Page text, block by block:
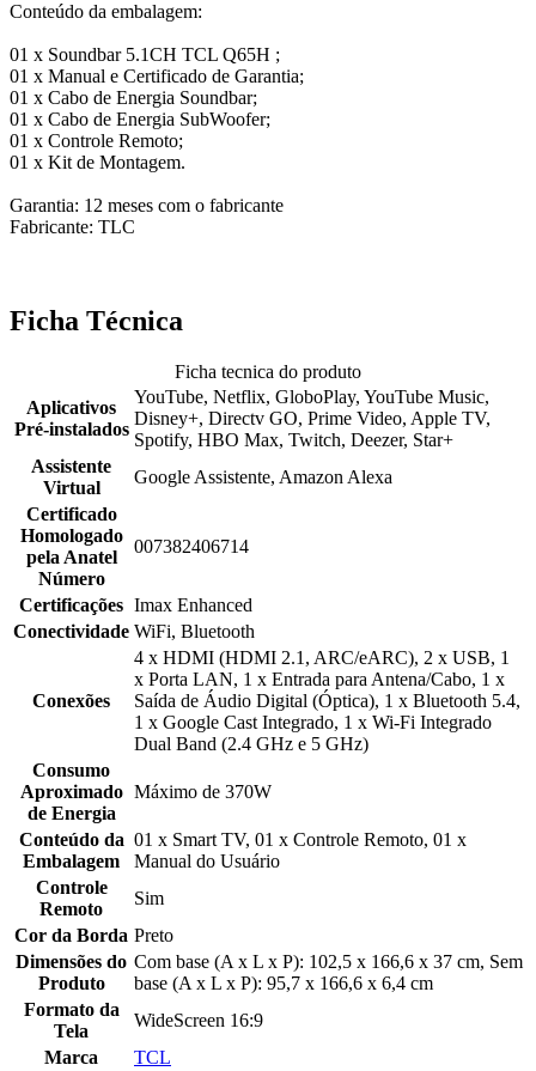
Conteúdo da embalagem:
01 x Soundbar 5.1CH TCL Q65H ;
01 x Manual e Certificado de Garantia;
01 x Cabo de Energia Soundbar;
01 x Cabo de Energia SubWoofer;
01 x Controle Remoto;
01 x Kit de Montagem.
Garantia: 12 meses com o fabricante
Fabricante: TLC
Ficha Técnica
Ficha tecnica do produto
Aplicativos
Pré-instalados
YouTube, Netflix, GloboPlay, YouTube Music,
Disney+, Directv GO, Prime Video, Apple TV,
Spotify, HBO Max, Twitch, Deezer, Star+
Assistente
Virtual
Google Assistente, Amazon Alexa
Certificado
Homologado
pela Anatel
Número
007382406714
Certificações Imax Enhanced
Conectividade WiFi, Bluetooth
Conexões
4 x HDMI (HDMI 2.1, ARC/eARC), 2 x USB, 1
x Porta LAN, 1 x Entrada para Antena/Cabo, 1 x
Saída de Áudio Digital (Óptica), 1 x Bluetooth 5.4,
1 x Google Cast Integrado, 1 x Wi-Fi Integrado
Dual Band (2.4 GHz e 5 GHz)
Consumo
Aproximado
de Energia
Máximo de 370W
Conteúdo da
Embalagem
01 x Smart TV, 01 x Controle Remoto, 01 x
Manual do Usuário
Controle
Remoto
Sim
Cor da Borda Preto
Dimensões do
Produto
Com base (A x L x P): 102,5 x 166,6 x 37 cm, Sem
base (A x L x P): 95,7 x 166,6 x 6,4 cm
Formato da
Tela
WideScreen 16:9
Marca
TCL